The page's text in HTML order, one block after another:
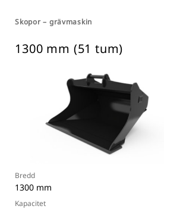
Skopor – grävmaskin
1300 mm (51 tum)
Bredd
1300 mm
Kapacitet